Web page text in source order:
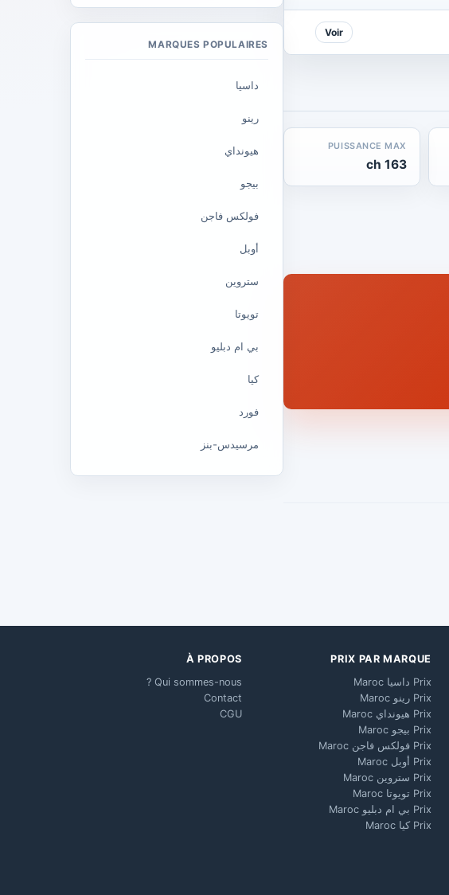
Voir
PUISSANCE MAX
163 ch
MARQUES POPULAIRES
داسيا
رينو
هيونداي
بيجو
فولكس فاجن
أوبل
ستروين
تويوتا
بي ام دبليو
كيا
فورد
مرسيدس-بنز
PRIX PAR MARQUE
Prix داسيا Maroc
Prix رينو Maroc
Prix هيونداي Maroc
Prix بيجو Maroc
Prix فولكس فاجن Maroc
Prix أوبل Maroc
Prix ستروين Maroc
Prix تويوتا Maroc
Prix بي ام دبليو Maroc
Prix كيا Maroc
À PROPOS
Qui sommes-nous ?
Contact
CGU